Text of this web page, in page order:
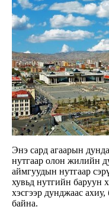
Энэ сард агаарын
нутгаар олон жилийн
аймгуудын нутгаар
хувьд нутгийн баруун
хэсгээр дунджаас
байна.